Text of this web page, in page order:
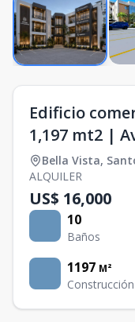
Edificio
1,197 mt2 |
Bella Vista,
ALQUILER
US$ 16,000
10
Baños
1197 M²
Construcción